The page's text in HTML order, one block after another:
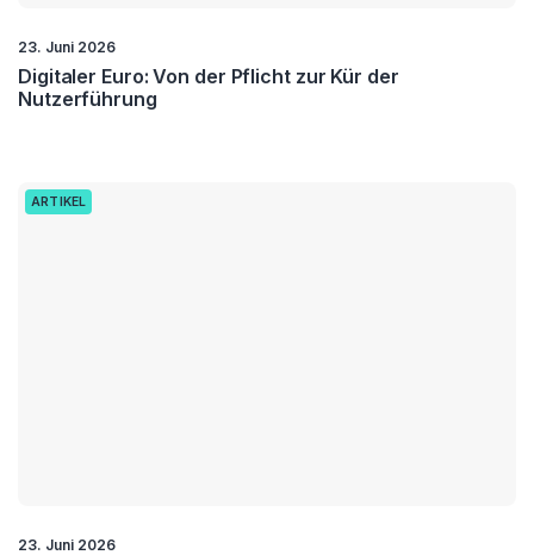
23. Juni 2026
Digitaler Euro: Von der Pflicht zur Kür der
Nutzerführung
ARTIKEL
23. Juni 2026